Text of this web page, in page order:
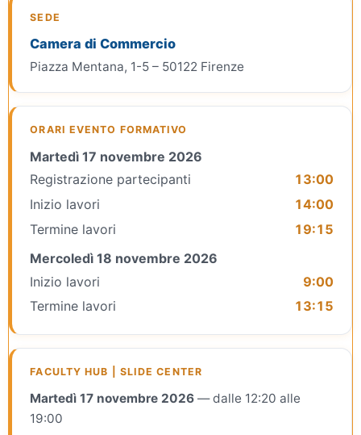
SEDE
Camera di Commercio
Piazza Mentana, 1-5 – 50122 Firenze
ORARI EVENTO FORMATIVO
Martedì 17 novembre 2026
Registrazione partecipanti
13:00
Inizio lavori
14:00
Termine lavori
19:15
Mercoledì 18 novembre 2026
Inizio lavori
9:00
Termine lavori
13:15
FACULTY HUB | SLIDE CENTER
Martedì 17 novembre 2026 — dalle 12:20 alle
19:00